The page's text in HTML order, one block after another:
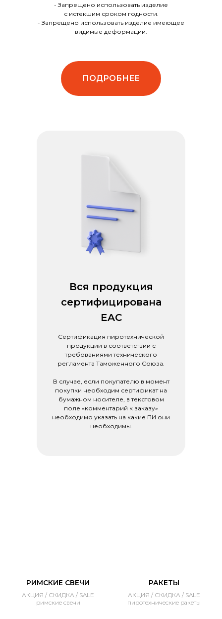
- Запрещено использовать изделие
с истекшим сроком годности.
- Запрещено использовать изделие имеющее
видимые деформации.
ПОДРОБНЕЕ
Вся продукция
сертифицирована
EAC
Сертификация пиротехнической
продукции в соответствии с
требованиями технического
регламента Таможенного Союза.
В случае, если покупателю в момент
покупки необходим сертификат на
бумажном носителе, в текстовом
поле «комментарий к заказу»
необходимо указать на какие ПИ они
необходимы.
РИМСКИЕ СВЕЧИ
АКЦИЯ / СКИДКА / SALE
римские свечи
РАКЕТЫ
АКЦИЯ / СКИДКА / SALE
пиротехнические ракеты